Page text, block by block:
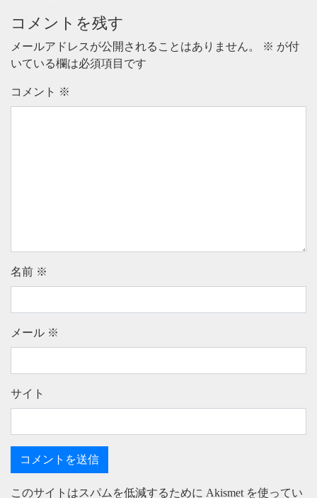
コメントを残す
メールアドレスが公開されることはありません。 ※ が付
いている欄は必須項目です
コメント ※
名前 ※
メール ※
サイト
このサイトはスパムを低減するために Akismet を使ってい